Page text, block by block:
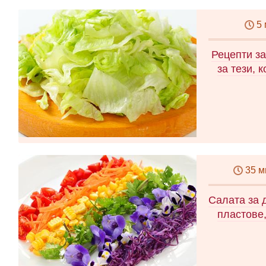
5
Рецепти
за тези,
35
Салата за